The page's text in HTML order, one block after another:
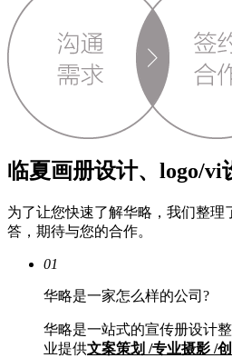
临夏画册设计、logo/vi
为了让您快速了解华略，我们整理
答，期待与您的合作。
01
华略是一家怎么样的公司?
华略是一站式的宣传册设计
业提供文案策划 /专业摄影 /